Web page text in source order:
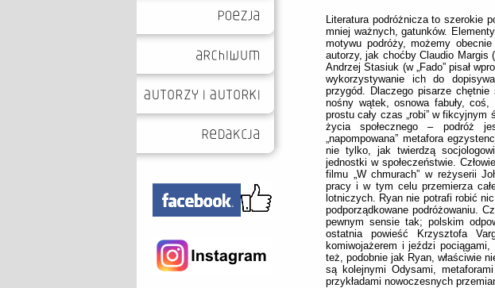
Literatura podróżnicza to szerokie
mniej ważnych, gatunków.
motywu podróży, możemy
autorzy, jak choćby Claudio Margis
Andrzej Stasiuk (w „Fado” pisał
wykorzystywanie ich do
przygód. Dlaczego pisarze
nośny wątek, osnowa fabuły,
prostu cały czas „robi” w
życia społecznego – podróż
„napompowana” metafora
nie tylko, jak twierdzą
jednostki w społeczeństwie.
filmu „W chmurach” w reżyserii
pracy i w tym celu przemierza
lotniczych. Ryan nie potrafi robić
podporządkowane podróżowaniu.
pewnym sensie tak; polskim
ostatnia powieść Krzysztofa
komiwojażerem i jeździ
też, podobnie jak Ryan, właściwie
są kolejnymi Odysami,
przykładami nowoczesnych